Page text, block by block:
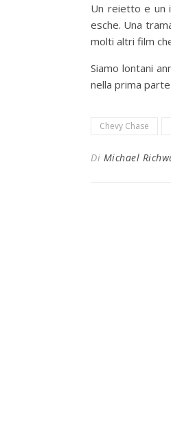
Un reietto e un
esche. Una
molti altri film
Siamo lontani
nella prima
Chevy Chase
Di Michael